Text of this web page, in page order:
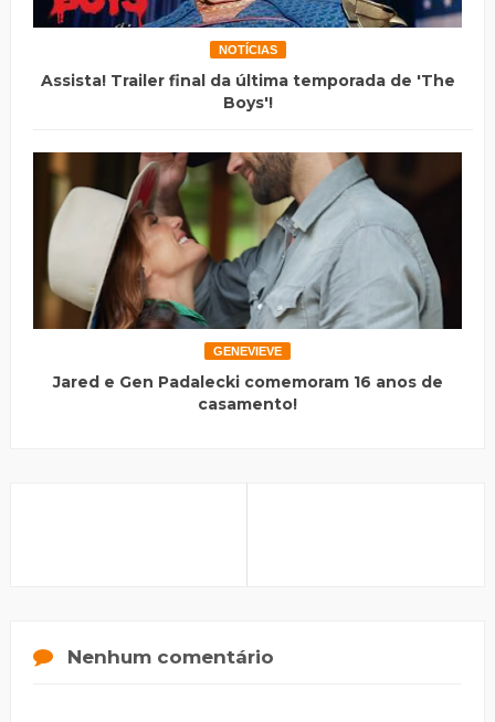
NOTÍCIAS
Assista! Trailer final da última temporada de 'The
Boys'!
GENEVIEVE
Jared e Gen Padalecki comemoram 16 anos de
casamento!
Nenhum comentário